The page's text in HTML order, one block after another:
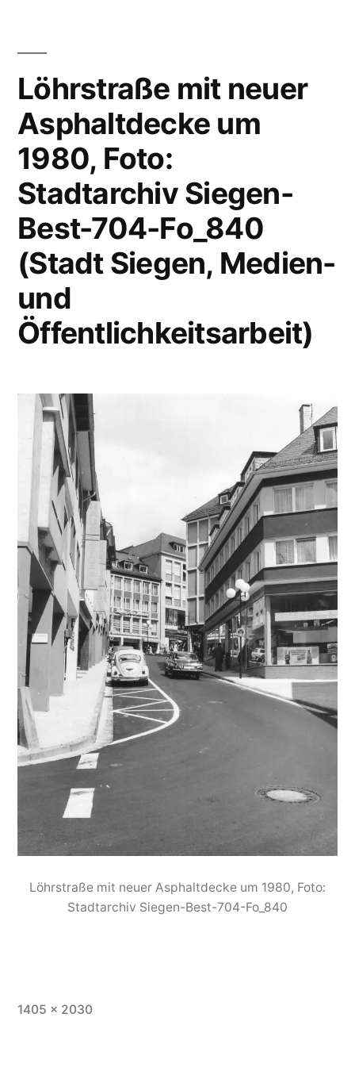
Löhrstraße mit neuer
Asphaltdecke um
1980, Foto:
Stadtarchiv Siegen-
Best-704-Fo_840
(Stadt Siegen, Medien-
und
Öffentlichkeitsarbeit)
Löhrstraße mit neuer Asphaltdecke um 1980, Foto:
Stadtarchiv Siegen-Best-704-Fo_840
1405 × 2030